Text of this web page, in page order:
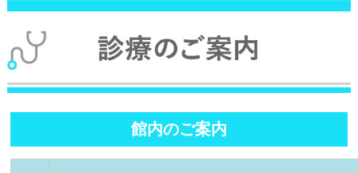
館内のご案内